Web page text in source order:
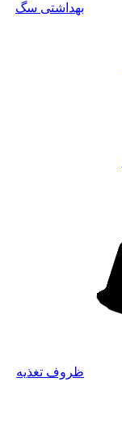
بهداشتی سگ
ظروف تغذیه